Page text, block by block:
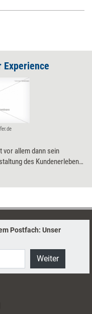
à la Thomas Mann.
vor allem dann sein
des Kundenerlebens
Postfach: Unser
Weiter